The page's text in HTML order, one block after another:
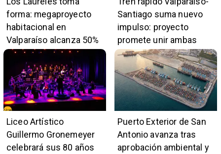
forma: megaproyecto
habitacional en
Valparaíso alcanza 50%
de avance y beneficiará
a 396 familias
Santiago suma nuevo
impulso: proyecto
promete unir ambas
ciudades en 45 minutos
Liceo Artístico
Guillermo Gronemeyer
celebrará sus 80 años
Puerto Exterior de San
Antonio avanza tras
aprobación ambiental y